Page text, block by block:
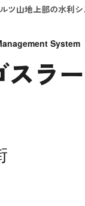
ツ山地上部の水利
System
ラ